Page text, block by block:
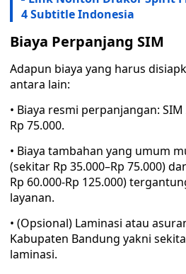
4 Subtitle Indonesia
Biaya Perpanjang SIM
Adapun biaya yang harus
antara lain:
• Biaya resmi perpanjangan: SIM
Rp 75.000.
• Biaya tambahan yang umum
(sekitar Rp 35.000–Rp 75.000)
Rp 60.000-Rp 125.000)
layanan.
• (Opsional) Laminasi atau
Kabupaten Bandung yakni
laminasi.